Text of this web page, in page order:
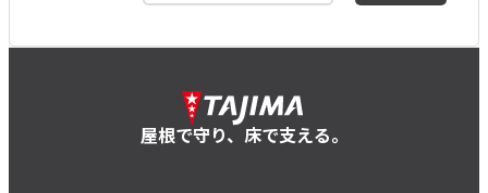
屋根で守り、床で支える。